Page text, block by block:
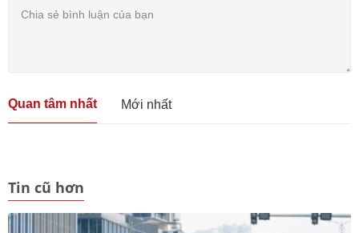
Quan tâm nhất Mới nhất
Tin cũ hơn